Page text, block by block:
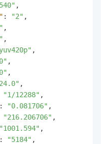
,
: "2" ,
,
,
,
,
,
,
"1/12288" ,
: "0.081706" ,
"216.206706" ,
"1001.594" ,
: "5184" ,